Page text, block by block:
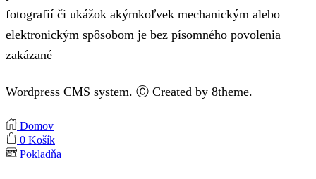
fotografií či ukážok akýmkoľvek mechanickým alebo
elektronickým spôsobom je bez písomného povolenia
zakázané
Wordpress CMS system. Ⓒ Created by 8theme.
Domov
0 Košík
Pokladňa